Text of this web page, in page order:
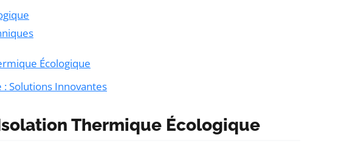
Écologique
Solutions Innovantes
Thermique Écologique